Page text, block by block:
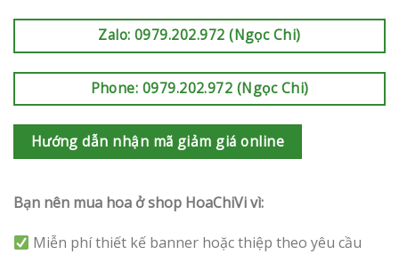
Zalo: 0979.202.972 (Ngọc Chi)
Phone: 0979.202.972 (Ngọc Chi)
Hướng dẫn nhận mã giảm giá online
Bạn nên mua hoa ở shop HoaChiVi vì:
Miễn phí thiết kế banner hoặc thiệp theo yêu cầu